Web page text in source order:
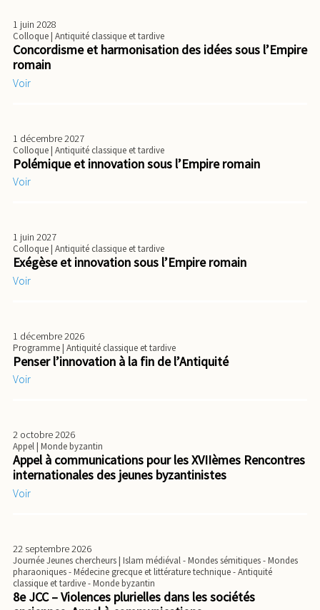
1 juin 2028
Colloque| Antiquité classique et tardive
Concordisme et harmonisation des idées sous l’Empire
romain
Voir
1 décembre 2027
Colloque| Antiquité classique et tardive
Polémique et innovation sous l’Empire romain
Voir
1 juin 2027
Colloque| Antiquité classique et tardive
Exégèse et innovation sous l’Empire romain
Voir
1 décembre 2026
Programme| Antiquité classique et tardive
Penser l’innovation à la fin de l’Antiquité
Voir
2 octobre 2026
Appel| Monde byzantin
Appel à communications pour les XVIIèmes Rencontres
internationales des jeunes byzantinistes
Voir
22 septembre 2026
Journée Jeunes chercheurs| Islam médiéval - Mondes sémitiques - Mondes
pharaoniques - Médecine grecque et littérature technique - Antiquité
classique et tardive - Monde byzantin
8e JCC – Violences plurielles dans les sociétés